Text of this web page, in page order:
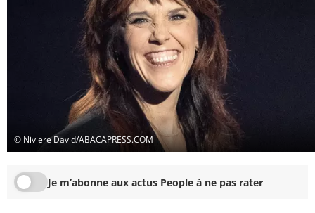
© Niviere David/ABACAPRESS.COM
Je m’abonne aux actus People à ne pas rater